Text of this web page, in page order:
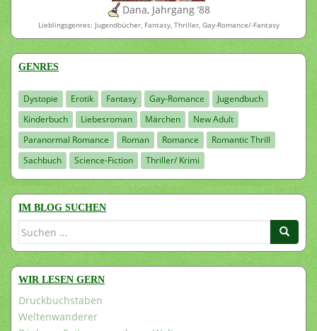
Dana, Jahrgang ’88
Lieblingsgenres: Jugendbücher, Fantasy, Thriller, Gay-Romance/-Fantasy
GENRES
Dystopie Erotik Fantasy Gay-Romance
Jugendbuch
Kinderbuch
Liebesroman Märchen
New Adult
Paranormal Romance
Roman Romance
Romantic Thrill
Sachbuch
Science-Fiction Thriller/ Krimi
IM BLOG SUCHEN
Suchen
WIR LESEN GERN
Druckbuchstaben
Weltenwanderer